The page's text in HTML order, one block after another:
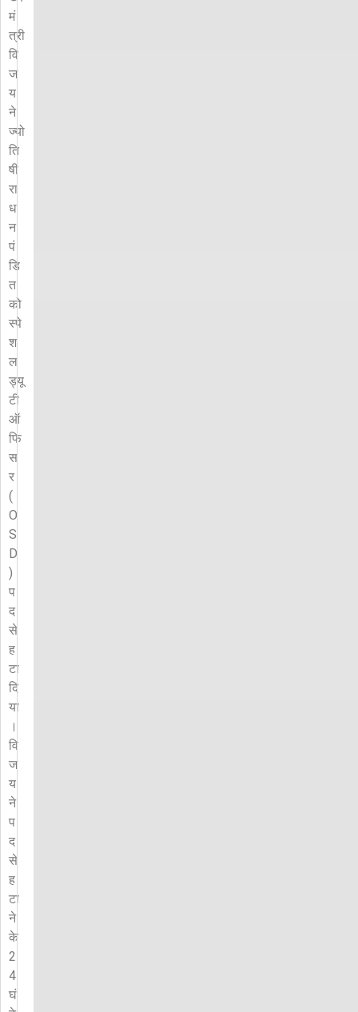
मं
त्री
वि
ज
य
ने
ज्यो
ति
षी
रा
ध
न
पं
डि
त
को
स्पे
श
ल
ड्यू
टी
ऑ
फि
स
र
(
O
S
D
)
प
द
से
ह
टा
दि
या
।
वि
ज
य
ने
प
द
से
ह
टा
ने
के
2
4
घं